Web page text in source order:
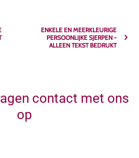
ENKELE EN MEERKLEURIGE
PERSOONLIJKE SJERPEN -
ALLEEN TEKST BEDRUKT
contact met ons
op